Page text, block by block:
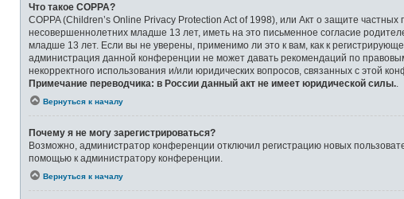
Что такое COPPA?
COPPA (Children’s Online Privacy Protection Act of 1998), или Акт о защите
несовершеннолетних младше 13 лет, иметь на это письменное согласие
младше 13 лет. Если вы не уверены, применимо ли это к вам, как к
администрация данной конференции не может давать рекомендаций по
некорректного использования и/или юридических вопросов, связанных с этой
Примечание переводчика: в России данный акт не имеет юридической силы.
Вернуться к началу
Почему я не могу зарегистрироваться?
Возможно, администратор конференции отключил регистрацию новых
помощью к администратору конференции.
Вернуться к началу